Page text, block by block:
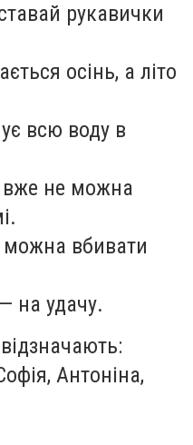
рукавички
осінь, а літо
всю воду в
вже не можна
можна вбивати
на удачу.
Антоніна,